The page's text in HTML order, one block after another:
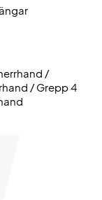
/
/ Grepp 4